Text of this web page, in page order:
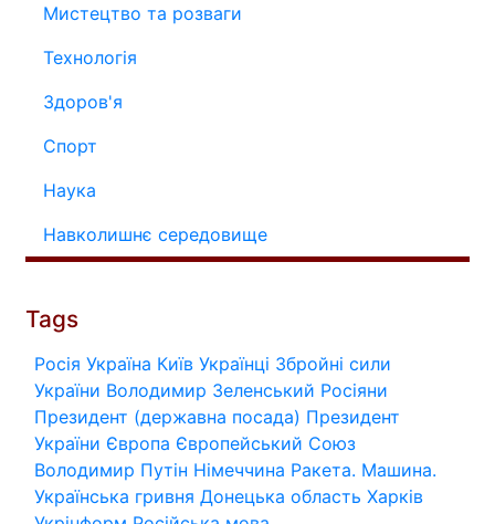
Мистецтво та розваги
Технологія
Здоров'я
Спорт
Наука
Навколишнє середовище
Tags
Росія Україна Київ Українці Збройні сили
України Володимир Зеленський Росіяни
Президент (державна посада) Президент
України Європа Європейський Союз
Володимир Путін Німеччина Ракета. Машина.
Українська гривня Донецька область Харків